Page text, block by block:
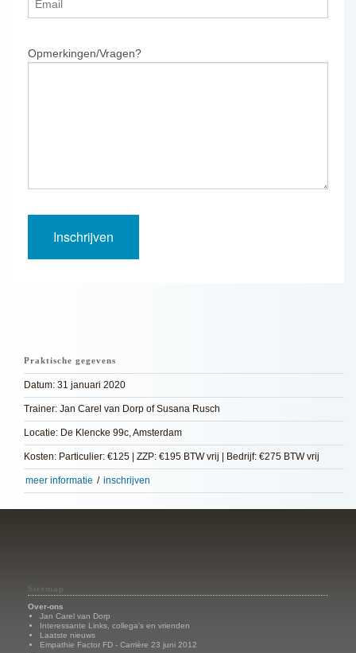
Opmerkingen/Vragen?
Praktische gegevens
Datum: 31 januari 2020
Trainer: Jan Carel van Dorp of Susana Rusch
Locatie: De Klencke 99c, Amsterdam
Kosten: Particulier: €125 | ZZP: €195 BTW vrij | Bedrijf: €275 BTW vrij
meer informatie / inschrijven
Sitemap
Over-ons
Jan Carel van Dorp
Interessante Links, collega's en vrienden
Laatste nieuws
Empathie Factor FD - Carrière 23 juni 2012